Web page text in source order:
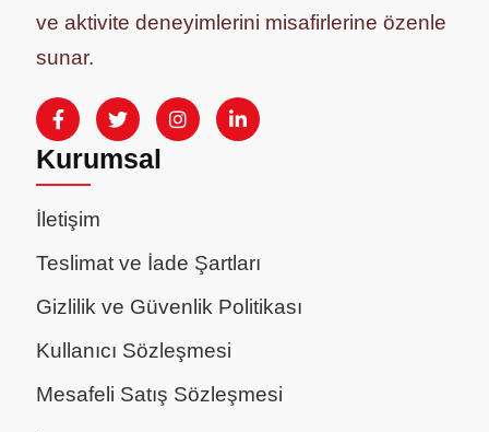
ve aktivite deneyimlerini misafirlerine özenle
sunar.
Kurumsal
İletişim
Teslimat ve İade Şartları
Gizlilik ve Güvenlik Politikası
Kullanıcı Sözleşmesi
Mesafeli Satış Sözleşmesi